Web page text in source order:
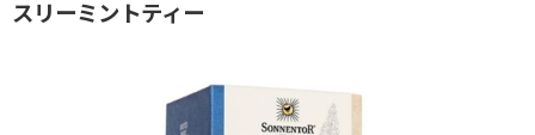
スリーミントティー